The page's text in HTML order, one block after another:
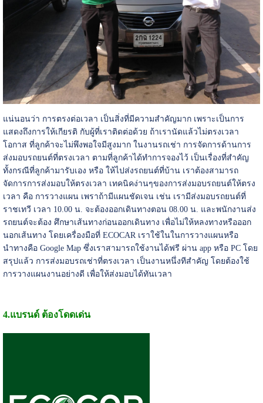
แน่นอนว่า การตรงต่อเวลา เป็นสิ่งที่มีความสำคัญมาก เพราะเป็นการ
แสดงถึงการให้เกียรติ กับผู้ที่เราติดต่อด้วย ถ้าเรานัดแล้วไม่ตรงเวลา
โอกาส ที่ลูกค้าจะไม่พึงพอใจมีสูงมาก ในงานรถเช่า การจัดการด้านการ
ส่งมอบรถยนต์ที่ตรงเวลา ตามที่ลูกค้าได้ทำการจองไว้ เป็นเรื่องที่สำคัญ
ทั้งกรณีที่ลูกค้ามารับเอง หรือ ให้ไปส่งรถยนต์ที่บ้าน เราต้องสามารถ
จัดการการส่งมอบให้ตรงเวลา เทคนิคง่านๆของการส่งมอบรถยนต์ให้ตรง
เวลา คือ การวางแผน เพราถ้ามีแผนชัดเจน เช่น เรามีส่งมอบรถยนต์ที่
ราชเทวี เวลา 10.00 น. จะต้องออกเดินทางตอน 08.00 น. และพนักงานส่ง
รถยนต์จะต้อง ศึกษาเส้นทางก่อนออกเดินทาง เพื่อไม่ให้หลงทางหรือออก
นอกเส้นทาง โดยเครื่องมือที่ ECOCAR เราใช้ในในการวางแผนหรือ
นำทางคือ Google Map ซึ่งเราสามารถใช้งานได้ฟรี ผ่าน app หรือ PC โดย
สรุปแล้ว การส่งมอบรถเช่าที่ตรงเวลา เป็นงานหนึ่งทีสำคัญ โดยต้องใช้
การวางแผนงานอย่างดี เพื่อให้ส่งมอบได้ทันเวลา
4.แบรนด์ ต้องโดดเด่น